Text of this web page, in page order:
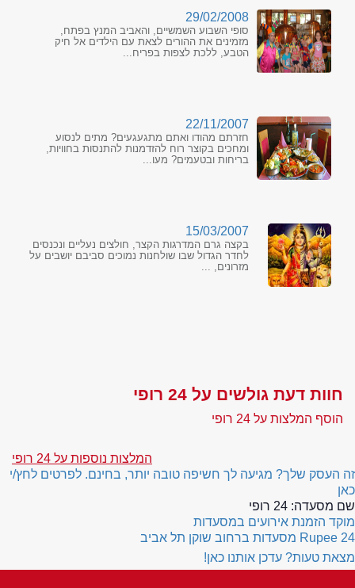
29/02/2008
סופי השבוע השמשיים, והאביב המנץ בפתח,
מזמינים את ההורים לצאת עם הילדים אל חיק
הטבע, ללכת לצפות בפריח...
22/11/2007
חזרתם מהודו ואתם מתגעגעים? מתים לנסוע
ומחכים בקוצר רוח להזדמנות להתנסות בחוויות,
בריחות ובטעמים? מעו...
15/03/2007
בקצה גרם המדרגות הקצר, חולצים נעליים ונכנסים
לחדר הגדול שבו שולחנות נמוכים סביבם יושבים על
מזרונים, ...
חוות דעת גולשים על 24 רופי
הוסף המלצות על 24 רופי
המלצות נוספות על 24 רופי
זה העסק שלך? מגיעה לך חשיפה טובה יותר, בחינם. לפרטים לחץ/י
כאן
שם מסעדה: 24 רופי
מוקד הזמנת אירועים במסעדות
24 Rupee
מסעדות ברחוב שוקן תל אביב
מצאת טעות? עדכן אותנו כאן!